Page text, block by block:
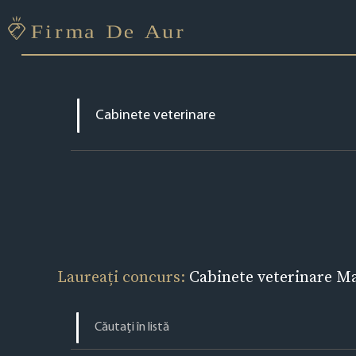
Laureați concurs: Cabinete veterinare